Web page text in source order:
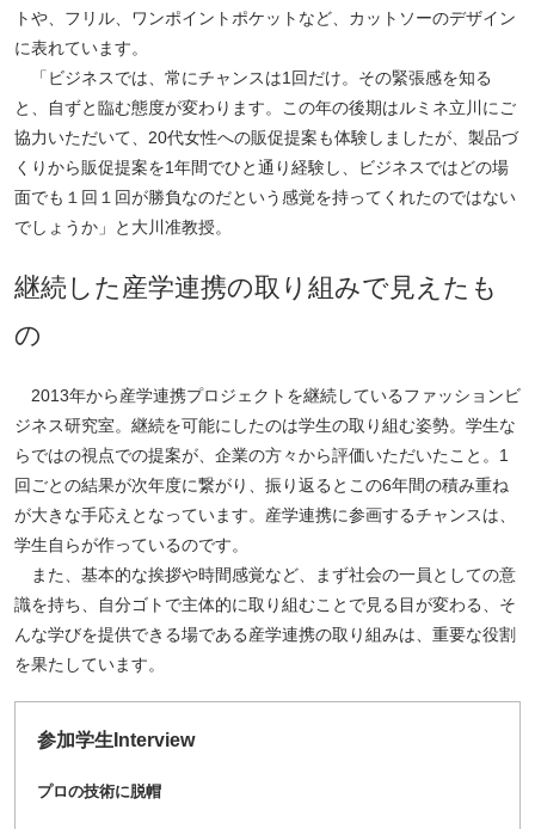
トや、フリル、ワンポイントポケットなど、カットソーのデザイン
に表れています。
「ビジネスでは、常にチャンスは1回だけ。その緊張感を知る
と、自ずと臨む態度が変わります。この年の後期はルミネ立川にご
協力いただいて、20代女性への販促提案も体験しましたが、製品づ
くりから販促提案を1年間でひと通り経験し、ビジネスではどの場
面でも１回１回が勝負なのだという感覚を持ってくれたのではない
でしょうか」と大川准教授。
継続した産学連携の取り組みで見えたも
の
2013年から産学連携プロジェクトを継続しているファッションビ
ジネス研究室。継続を可能にしたのは学生の取り組む姿勢。学生な
らではの視点での提案が、企業の方々から評価いただいたこと。1
回ごとの結果が次年度に繋がり、振り返るとこの6年間の積み重ね
が大きな手応えとなっています。産学連携に参画するチャンスは、
学生自らが作っているのです。
また、基本的な挨拶や時間感覚など、まず社会の一員としての意
識を持ち、自分ゴトで主体的に取り組むことで見る目が変わる、そ
んな学びを提供できる場である産学連携の取り組みは、重要な役割
を果たしています。
参加学生Interview
プロの技術に脱帽